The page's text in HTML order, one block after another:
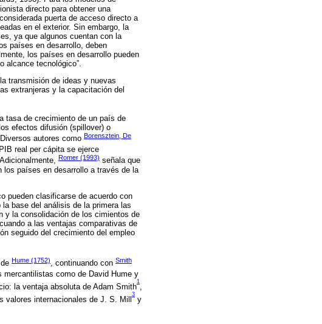
directo para obtener una
puerta de acceso directo a
en el exterior. Sin embargo, la
ya que algunos cuentan con la
países en desarrollo, deben
los países en desarrollo pueden
alcance tecnológico”.
transmisión de ideas y nuevas
extranjeras y la capacitación del
tasa de crecimiento de un país de
efectos difusión (spillover) o
autores como Borensztein, De
real per cápita se ejerce
Romer (1993) señala que
los países en desarrollo a través de la
pueden clasificarse de acuerdo con
base del análisis de la primera las
y la consolidación de los cimientos de
a las ventajas comparativas de
seguido del crecimiento del empleo
Hume (1752) , continuando con Smith
como de David Hume y
la ventaja absoluta de Adam Smith
1
,
internacionales de J. S. Mill
3
y